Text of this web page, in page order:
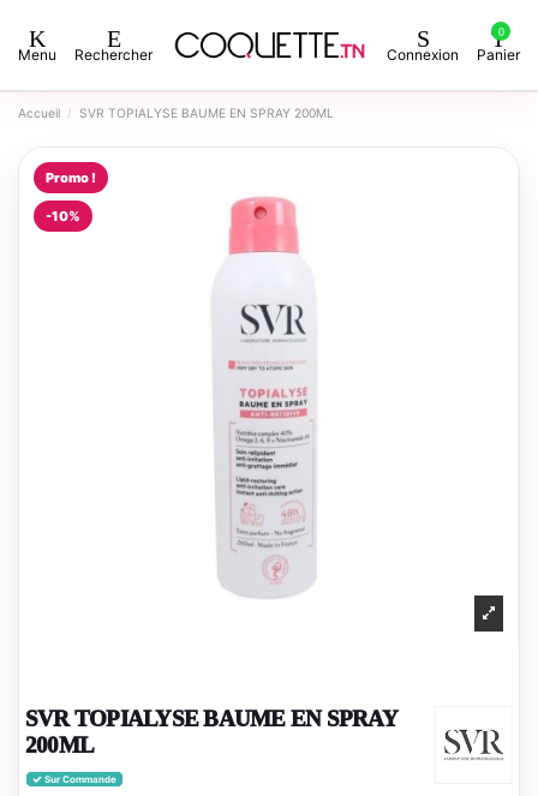
Menu Rechercher Connexion
0
Panier
Accueil SVR TOPIALYSE BAUME EN SPRAY 200ML
Promo !
-10%
SVR TOPIALYSE BAUME EN SPRAY
200ML
Sur Commande